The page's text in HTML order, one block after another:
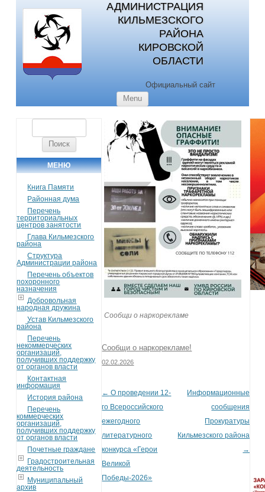
АДМИНИСТРАЦИЯ
КИЛЬМЕЗСКОГО
РАЙОНА
КИРОВСКОЙ
ОБЛАСТИ
Официальный сайт
Menu
МЕНЮ
Книга Памяти
Районная дума
Перечень
территориальных
центров занятости
Глава Кильмезского
района
Структура
Администрации района
Перечень объектов
похоронного
назначения
Добровольная
народная дружина
Устав Кильмезского
района
Перечень
некоммерческих
организаций,
получивших поддержку
от органов власти
Контактная
информация
История района
Перечень
коммерческих
организаций,
получивших поддержку
от органов власти
Почетные граждане
Градостроительная
деятельность
Муниципальный
архив
Сообщи о наркорекламе
Сообщи о наркорекламе!
02.02.2026
Post navigation
← О проведении 12-
го Всероссийского
ежегодного
литературного
конкурса «Герои
Великой
Победы-2026»
Информационные
сообщения
Прокуратуры
Кильмезского района
→